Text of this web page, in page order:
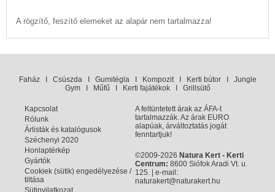
A rögzítő, feszítő elemeket az alapár nem tartalmazza!
FaházI CsúszdaI GumitéglaI KompozitI Kerti bútorI Jungle
GymI Műfű Kerti fajátékokI Grillsütő
Kapcsolat
Rólunk
Árlisták és katalógusok
Széchenyi 2020
Honlaptérkép
Gyártók
Cookiek (sütik) engedélyezése /
tiltása
Sütinyilatkozat
A feltüntetett árak az ÁFA-t
tartalmazzák. Az árak EURO
alapúak, árváltoztatás jogát
fenntartjuk!
©2009-2026 Natura Kert - Kerti
Centrum: 8600 Siófok Aradi Vt. u.
125. | e-mail:
naturakert@naturakert.hu